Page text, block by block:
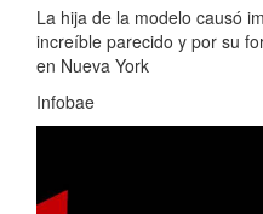
La hija de la modelo causó
increíble parecido y por su
en Nueva York
Infobae